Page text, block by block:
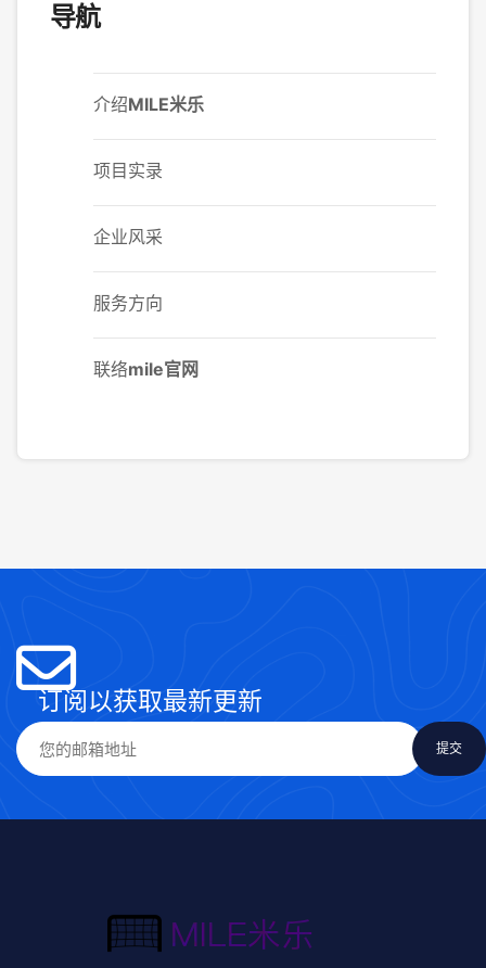
导航
介绍MILE米乐
项目实录
企业风采
服务方向
联络mile官网
订阅以获取最新更新